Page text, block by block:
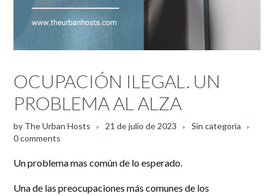
OCUPACIÓN ILEGAL. UN
PROBLEMA AL ALZA
by The Urban Hosts 21 de julio de 2023
Sin categoría
0 comments
Un problema mas común de lo esperado.
Una de las preocupaciones más comunes de los